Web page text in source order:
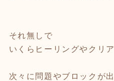
それ無しで
いくらヒーリングやクリ
次々に問題やブロックが